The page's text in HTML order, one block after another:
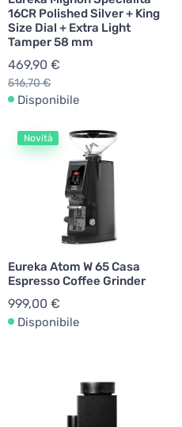
16CR Polished Silver + King
Size Dial + Extra Light
Tamper 58 mm
469,90 €
516,70 €
Disponibile
Novità
Eureka Atom W 65 Casa
Espresso Coffee Grinder
999,00 €
Disponibile